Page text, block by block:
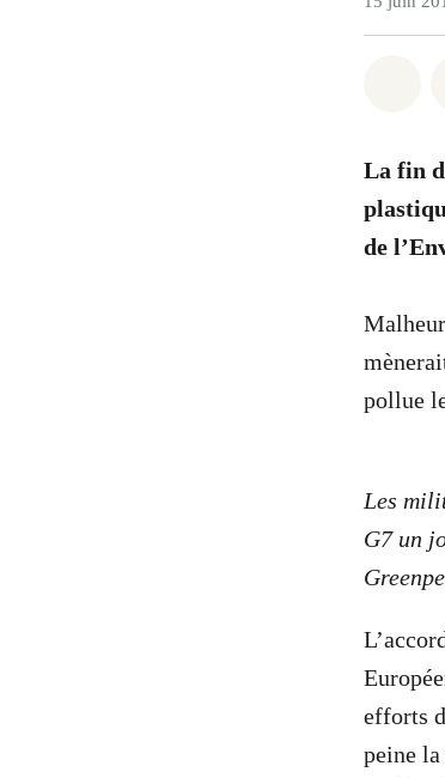
La fin
de
pollue
Les
G7 un
efforts
peine